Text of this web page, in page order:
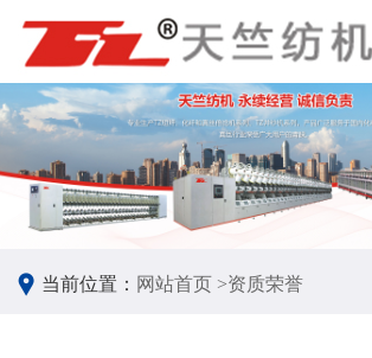
当前位置： 网站首页 >资质荣誉